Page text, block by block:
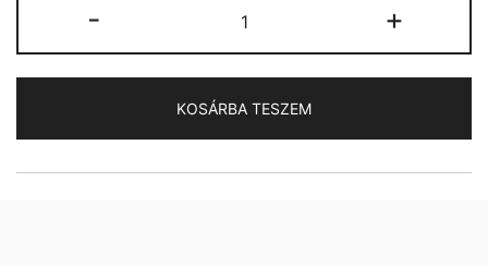
-
humoros
bögre
+
KOSÁRBA TESZEM